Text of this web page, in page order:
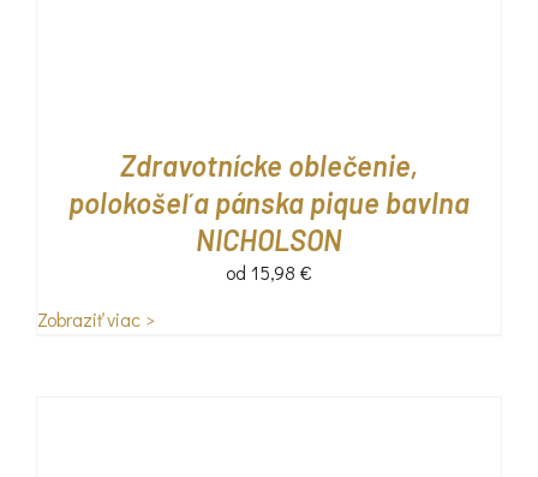
Zdravotnícke oblečenie,
polokošeľa pánska pique bavlna
NICHOLSON
od 15,98 €
Zobraziť viac >